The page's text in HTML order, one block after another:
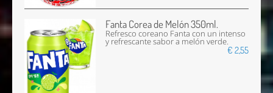
Fanta Corea de Melón 350ml.
Refresco coreano Fanta con un intenso
y refrescante sabor a melón verde.
€ 2,55